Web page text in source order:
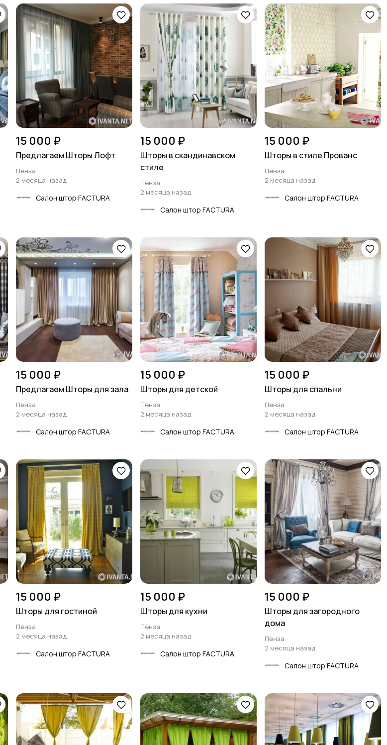
15 000 ₽
Предлагаем Шторы Лофт
Пенза
2 месяца назад
Салон штор FACTURA
15 000 ₽
Шторы в скандинавском
стиле
Пенза
2 месяца назад
Салон штор FACTURA
15 000 ₽
Шторы в стиле Прованс
Пенза
2 месяца назад
Салон штор FACTURA
15 000 ₽
Предлагаем Шторы для зала
Пенза
2 месяца назад
Салон штор FACTURA
15 000 ₽
Шторы для детской
Пенза
2 месяца назад
Салон штор FACTURA
15 000 ₽
Шторы для спальни
Пенза
2 месяца назад
Салон штор FACTURA
15 000 ₽
Шторы для гостиной
Пенза
2 месяца назад
Салон штор FACTURA
15 000 ₽
Шторы для кухни
Пенза
2 месяца назад
Салон штор FACTURA
15 000 ₽
Шторы для загородного
дома
Пенза
2 месяца назад
Салон штор FACTURA